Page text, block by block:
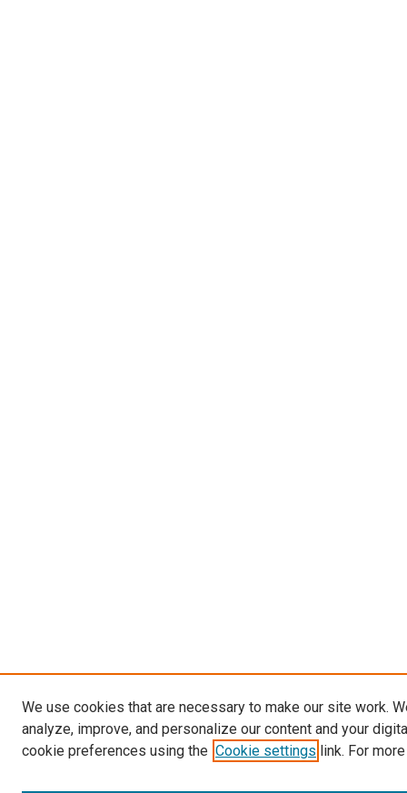
We use cookies that are necessary to make our site work.
analyze, improve, and personalize our content and your
cookie preferences using the Cookie settings link. For